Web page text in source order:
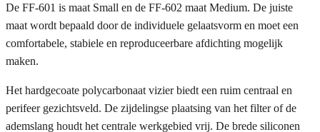
De FF-601 is maat Small en de FF-602 maat Medium. De juiste
maat wordt bepaald door de individuele gelaatsvorm en moet een
comfortabele, stabiele en reproduceerbare afdichting mogelijk
maken.
Het hardgecoate polycarbonaat vizier biedt een ruim centraal en
perifeer gezichtsveld. De zijdelingse plaatsing van het filter of de
ademslang houdt het centrale werkgebied vrij. De brede siliconen